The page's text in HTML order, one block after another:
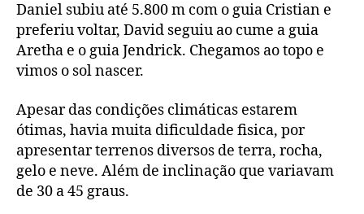
Daniel subiu até 5.800 m com o guia Cristian e
preferiu voltar, David seguiu ao cume a guia
Aretha e o guia Jendrick. Chegamos ao topo e
vimos o sol nascer.
Apesar das condições climáticas estarem
ótimas, havia muita dificuldade fisica, por
apresentar terrenos diversos de terra, rocha,
gelo e neve. Além de inclinação que variavam
de 30 a 45 graus.